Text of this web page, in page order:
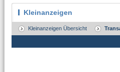
Kleinanzeigen
Kleinanzeigen Übersicht